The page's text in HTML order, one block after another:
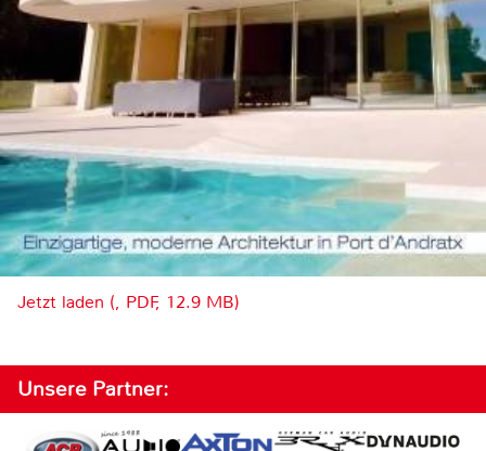
Jetzt laden (, PDF, 12.9 MB)
Unsere Partner: